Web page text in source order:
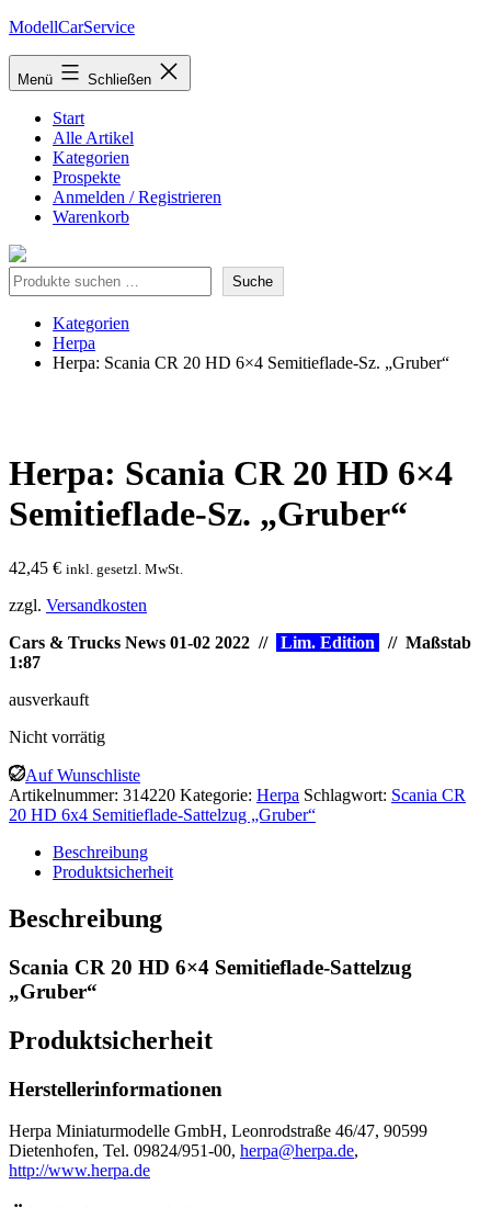
Zum
springen
ModellCarService
Menü Schließen
Start
Alle Artikel
Kategorien
Prospekte
Anmelden / Registrieren
Warenkorb
Suche Suche
Kategorien
Herpa
Herpa: Scania CR 20 HD 6×4 Semitieflade-Sz. „Gruber“
Herpa: Scania CR 20 HD 6×4
Semitieflade-Sz. „Gruber“
42,45 € inkl. gesetzl. MwSt.
zzgl. Versandkosten
Cars & Trucks News 01-02 2022 //
Lim. Edition
// Maßstab
1:87
ausverkauft
Nicht vorrätig
Auf Wunschliste
Artikelnummer: 314220 Kategorie: Herpa Schlagwort: Scania CR
20 HD 6x4 Semitieflade-Sattelzug „Gruber“
Beschreibung
Produktsicherheit
Beschreibung
Scania CR 20 HD 6×4 Semitieflade-Sattelzug
„Gruber“
Produktsicherheit
Herstellerinformationen
Herpa Miniaturmodelle GmbH, Leonrodstraße 46/47, 90599
Dietenhofen, Tel. 09824/951-00, herpa@herpa.de,
http://www.herpa.de